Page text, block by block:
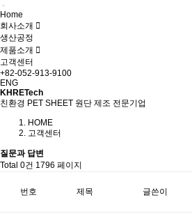
Home
회사소개
생산공정
제품소개
고객센터
+82-052-913-9100
ENG
KHRETech
친환경 PET SHEET 원단 제조 전문기업
HOME
고객센터
질문과 답변
Total 0건 1796 페이지
번호 제목 글쓴이